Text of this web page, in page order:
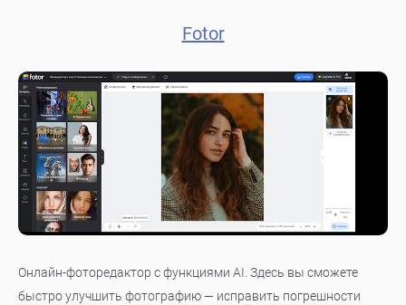
Fotor
Онлайн-фоторедактор с функциями AI. Здесь вы сможете
быстро улучшить фотографию — исправить погрешности